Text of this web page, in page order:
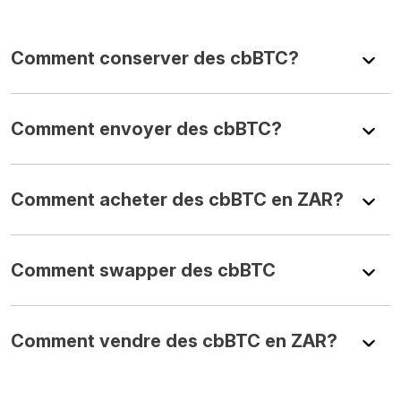
Comment conserver des cbBTC?
Comment envoyer des cbBTC?
Comment acheter des cbBTC en ZAR?
Comment swapper des cbBTC
Comment vendre des cbBTC en ZAR?